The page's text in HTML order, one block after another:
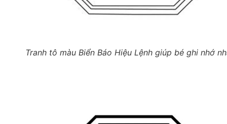
Tranh tô màu Biển Báo Hiệu Lệnh giúp bé ghi nhớ